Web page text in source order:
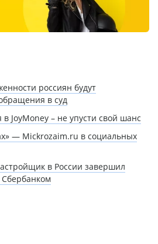
россиян будут
в суд
в JoyMoney – не упусти свой шанс
— Mickrozaim.ru в социальных
в России завершил
Сбербанком